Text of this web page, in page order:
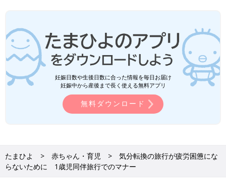
妊娠日数や生後日数に合った情報を毎日お届け
妊娠中から産後まで長く使える無料アプリ
無料ダウンロード
たまひよ 赤ちゃん・育児
気分転換の旅行が疲労困憊にな
らないために 1歳児同伴旅行でのマナー